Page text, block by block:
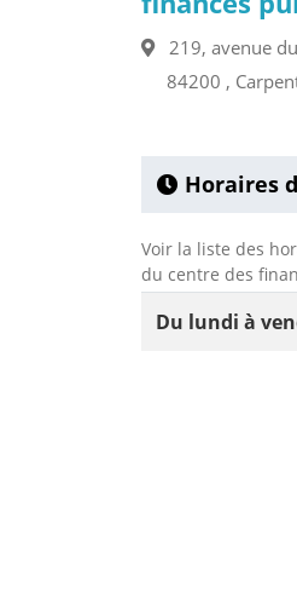
219, avenue du
84200 ,
Horaires
Voir la liste des
du centre des
Du lundi à